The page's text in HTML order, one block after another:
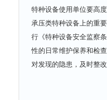
特种设备使用单位要高
承压类特种设备上的重
行《特种设备安全监察
性的日常维护保养和检
对发现的隐患，及时整